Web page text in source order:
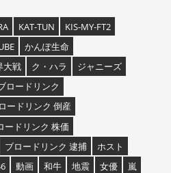
KAT-TUN
KIS-MY-FT2
かんぽ生命
大戦
ク・ハラ
ジャニーズ
ロードリンク
ードリンク 倒産
ードリンク 株価
ブロードリンク 逮捕
ホスト
動画 和牛 地震 女優
嵐